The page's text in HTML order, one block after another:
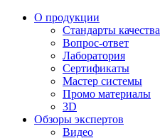
О продукции
Стандарты качества
Вопрос-ответ
Лаборатория
Сертификаты
Мастер системы
Промо материалы
3D
Обзоры экспертов
Видео